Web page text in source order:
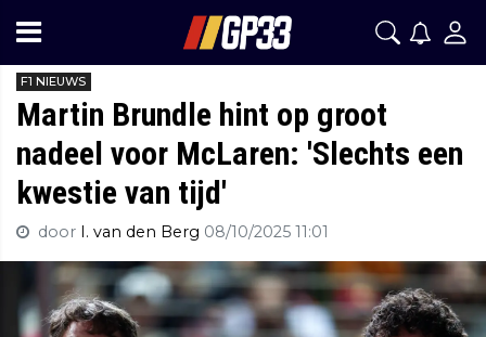
F1 NIEUWS
Martin Brundle hint op groot
nadeel voor McLaren: 'Slechts een
kwestie van tijd'
door I. van den Berg 08/10/2025 11:01